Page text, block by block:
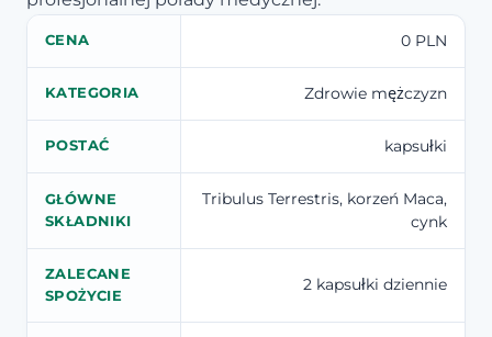
CENA 0 PLN
KATEGORIA Zdrowie mężczyzn
POSTAĆ kapsułki
GŁÓWNE
SKŁADNIKI
Tribulus Terrestris, korzeń Maca,
cynk
ZALECANE
SPOŻYCIE
2 kapsułki dziennie